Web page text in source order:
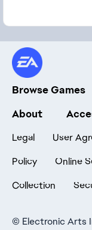
Browse Games
About
Legal User
Policy
Online
Collection
© Electronic Arts